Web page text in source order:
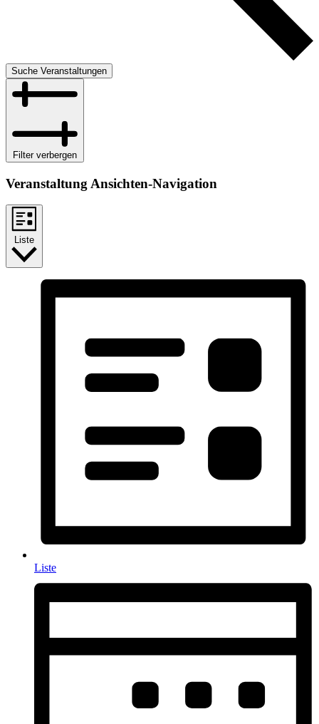
Suche Veranstaltungen
Filter verbergen
Veranstaltung Ansichten-Navigation
Liste
Liste